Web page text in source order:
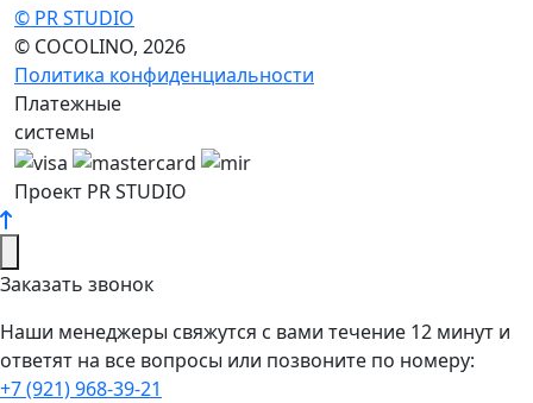
© PR STUDIO
© COCOLINO, 2026
Политика конфиденциальности
Платежные
системы
Проект PR STUDIO
Заказать звонок
Наши менеджеры свяжутся с вами течение 12 минут и
ответят на все вопросы или позвоните по номеру:
+7 (921) 968-39-21